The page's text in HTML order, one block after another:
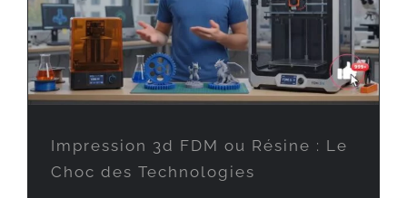
Impression 3d FDM ou Résine : Le
Choc des Technologies